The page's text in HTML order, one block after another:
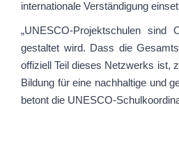
internationale Verständigung
„UNESCO-Projektschulen sind
gestaltet wird. Dass die
offiziell Teil dieses Netzwerks ist,
Bildung für eine nachhaltige und
betont die UNESCO-